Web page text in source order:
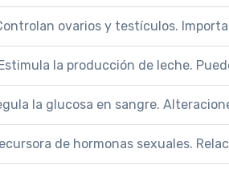
ovarios y testículos.
la producción de leche.
la glucosa en sangre.
de hormonas sexuales.